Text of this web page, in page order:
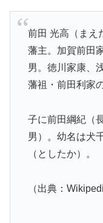
前田 光高（まえ
藩主。加賀前田
男。徳川家康、
藩祖・前田利家
子に前田綱紀（
男）。幼名は犬
（としたか）。
（出典：